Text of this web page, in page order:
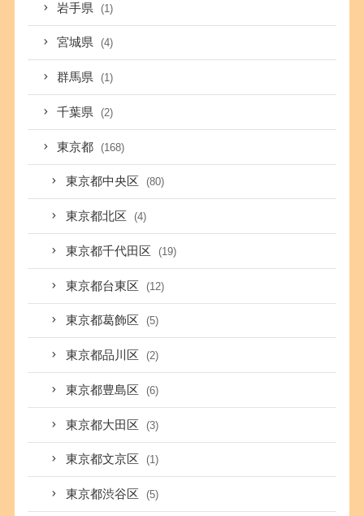
岩手県 (1)
宮城県 (4)
群馬県 (1)
千葉県 (2)
東京都 (168)
東京都中央区 (80)
東京都北区 (4)
東京都千代田区 (19)
東京都台東区 (12)
東京都葛飾区 (5)
東京都品川区 (2)
東京都豊島区 (6)
東京都大田区 (3)
東京都文京区 (1)
東京都渋谷区 (5)